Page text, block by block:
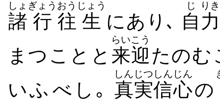
諸
しょ
行
ぎょう
往
おう
生
じょう
に​あり､ 自
じ
力
りき
まつ​こと​と 来迎
らいこう
たの
いふ​べし｡ 真実
しんじつ
信心
しんじん
の